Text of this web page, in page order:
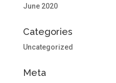
June 2020
Categories
Uncategorized
Meta